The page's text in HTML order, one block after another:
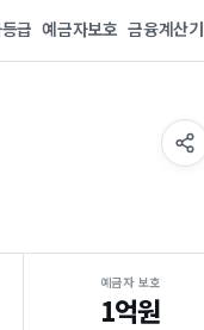
급 예금자보호 금융계산기
예금자 보호
1억원